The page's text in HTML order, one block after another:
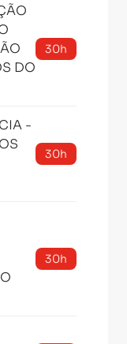
DO
30h
-
30h
30h